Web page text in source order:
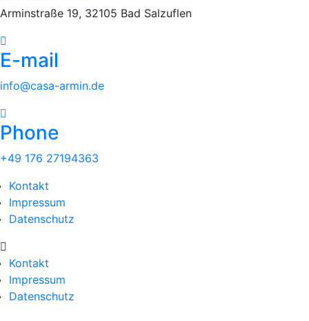
Arminstraße 19, 32105 Bad Salzuflen
E-mail
info@casa-armin.de
Phone
+49 176 27194363
Kontakt
Impressum
Datenschutz
Kontakt
Impressum
Datenschutz